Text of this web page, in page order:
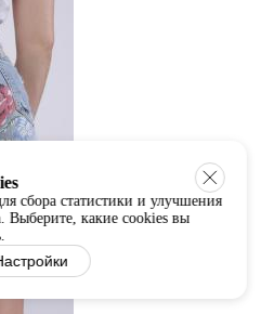
сбора статистики и улучшения
Выберите, какие cookies вы